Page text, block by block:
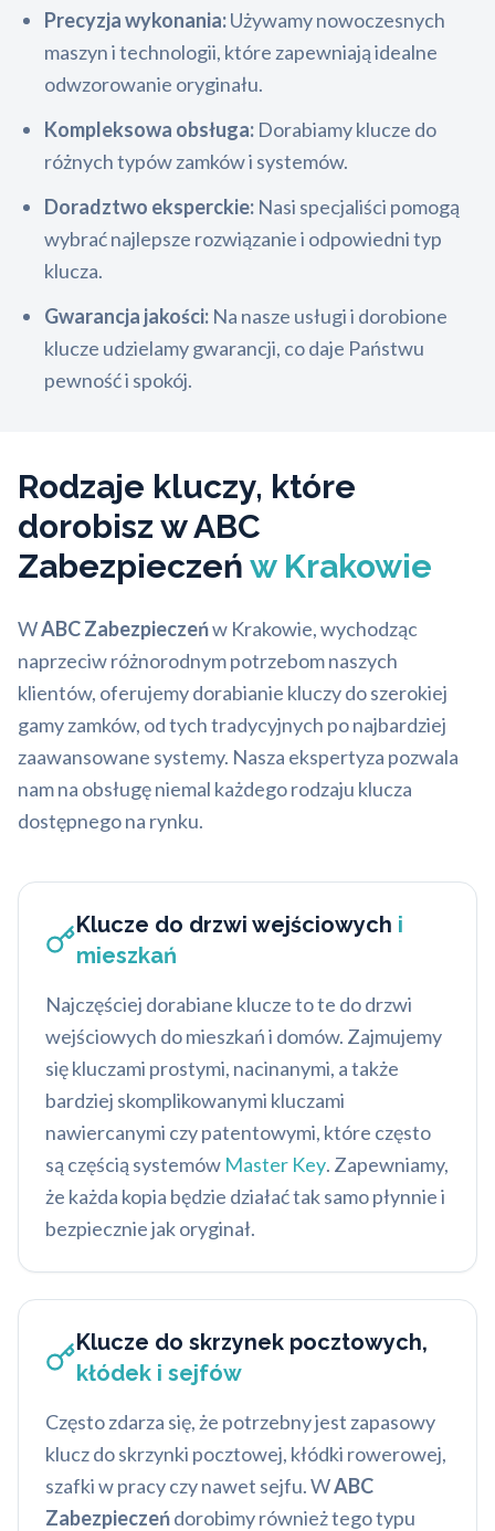
Precyzja wykonania:Używamy nowoczesnych
maszyn i technologii, które zapewniają idealne
odwzorowanie oryginału.
Kompleksowa obsługa: Dorabiamy klucze do
różnych typów zamków i systemów.
Doradztwo eksperckie: Nasi specjaliści pomogą
wybrać najlepsze rozwiązanie i odpowiedni typ
klucza.
Gwarancja jakości: Na nasze usługi i dorobione
klucze udzielamy gwarancji, co daje Państwu
pewność i spokój.
Rodzaje kluczy, które
dorobisz w ABC
Zabezpieczeń w Krakowie
WABC Zabezpieczeńw Krakowie, wychodząc
naprzeciw różnorodnym potrzebom naszych
klientów, oferujemy dorabianie kluczy do szerokiej
gamy zamków, od tych tradycyjnych po najbardziej
zaawansowane systemy. Nasza ekspertyza pozwala
nam na obsługę niemal każdego rodzaju klucza
dostępnego na rynku.
Klucze do drzwi wejściowych i
mieszkań
Najczęściej dorabiane klucze to te do drzwi
wejściowych do mieszkań i domów. Zajmujemy
się kluczami prostymi, nacinanymi, a także
bardziej skomplikowanymi kluczami
nawiercanymi czy patentowymi, które często
są częścią systemów Master Key. Zapewniamy,
że każda kopia będzie działać tak samo płynnie i
bezpiecznie jak oryginał.
Klucze do skrzynek pocztowych,
kłódek i sejfów
Często zdarza się, że potrzebny jest zapasowy
klucz do skrzynki pocztowej, kłódki rowerowej,
szafki w pracy czy nawet sejfu. WABC
Zabezpieczeńdorobimy również tego typu